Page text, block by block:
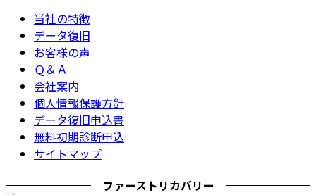
当社の特徴
データ復旧
お客様の声
Ｑ＆Ａ
会社案内
個人情報保護方針
データ復旧申込書
無料初期診断申込
サイトマップ
ファーストリカバリー